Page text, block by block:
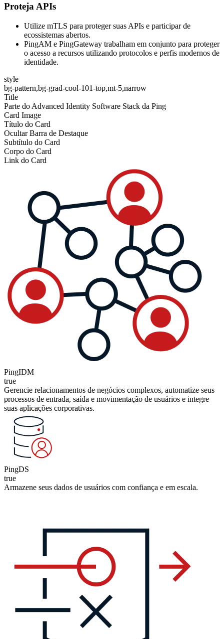
Proteja APIs
Utilize mTLS para proteger suas APIs e participar de
ecossistemas abertos.
PingAM e PingGateway trabalham em conjunto para proteger
o acesso a recursos utilizando protocolos e perfis modernos de
identidade.
style
bg-pattern,bg-grad-cool-101-top,mt-5,narrow
Title
Parte do Advanced Identity Software Stack da Ping
Card Image
Título do Card
Ocultar Barra de Destaque
Subtítulo do Card
Corpo do Card
Link do Card
PingIDM
true
Gerencie relacionamentos de negócios complexos, automatize seus
processos de entrada, saída e movimentação de usuários e integre
suas aplicações corporativas.
PingDS
true
Armazene seus dados de usuários com confiança e em escala.